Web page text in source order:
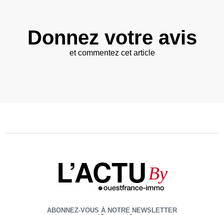
Donnez votre avis
et commentez cet article
L’ACTUBy
ABONNEZ-VOUS À NOTRE NEWSLETTER